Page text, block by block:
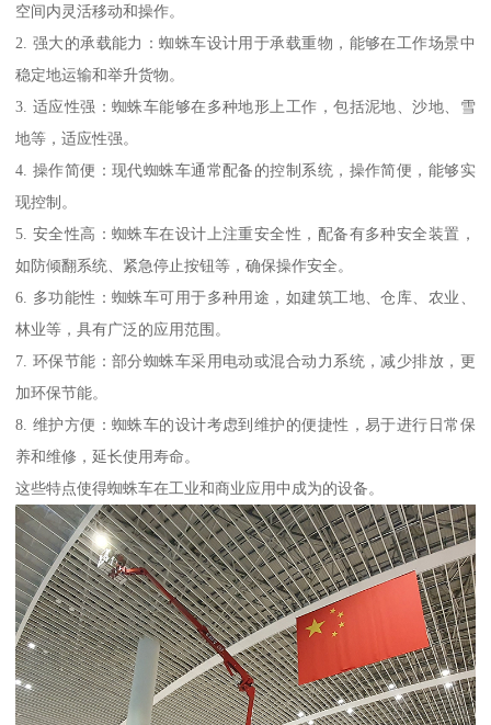
空间内灵活移动和操作。
2. 强大的承载能力：蜘蛛车设计用于承载重物，能够在工作场景中
稳定地运输和举升货物。
3. 适应性强：蜘蛛车能够在多种地形上工作，包括泥地、沙地、雪
地等，适应性强。
4. 操作简便：现代蜘蛛车通常配备的控制系统，操作简便，能够实
现控制。
5. 安全性高：蜘蛛车在设计上注重安全性，配备有多种安全装置，
如防倾翻系统、紧急停止按钮等，确保操作安全。
6. 多功能性：蜘蛛车可用于多种用途，如建筑工地、仓库、农业、
林业等，具有广泛的应用范围。
7. 环保节能：部分蜘蛛车采用电动或混合动力系统，减少排放，更
加环保节能。
8. 维护方便：蜘蛛车的设计考虑到维护的便捷性，易于进行日常保
养和维修，延长使用寿命。
这些特点使得蜘蛛车在工业和商业应用中成为的设备。